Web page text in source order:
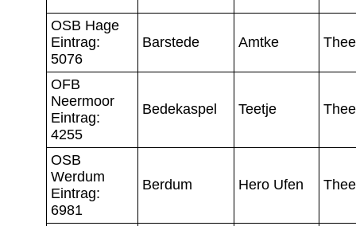
OSB Hage
Eintrag:
5076
Barstede Amtke
OFB
Neermoor
Eintrag:
4255
Bedekaspel Teetje
OSB
Werdum
Eintrag:
6981
Berdum Hero Ufen